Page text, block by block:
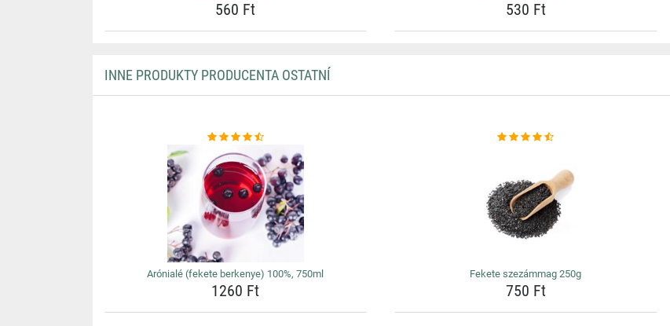
560 Ft 530 Ft
INNE PRODUKTY PRODUCENTA OSTATNÍ
Arónialé (fekete berkenye) 100%, 750ml
1260 Ft
Fekete szezámmag 250g
750 Ft